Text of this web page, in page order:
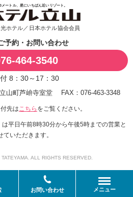
お問い合わせ メニュー
ートル、星にいちばん近いリゾート。
ホテル／日本ホテル協会会員
予約・お問い合わせ
464-3540
8：30～17：30
山町芦峅寺室堂 FAX：076-463-3348
先はこちら をご覧ください。
平日午前8時30分から午後5時までの営業と
ていただきます。
ALL RIGHTS RESERVED.